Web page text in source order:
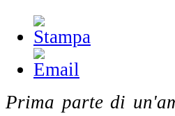
Prima parte di